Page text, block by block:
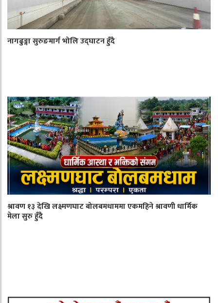
नागढुङ्गा सुरुङमार्ग भोलि उद्घाटन हुँदै
श्रावण १३ देखि लक्ष्मणघाट बोलबमधाममा एकमहिने श्रावणी धार्मिक
मेला सुरु हुँदै